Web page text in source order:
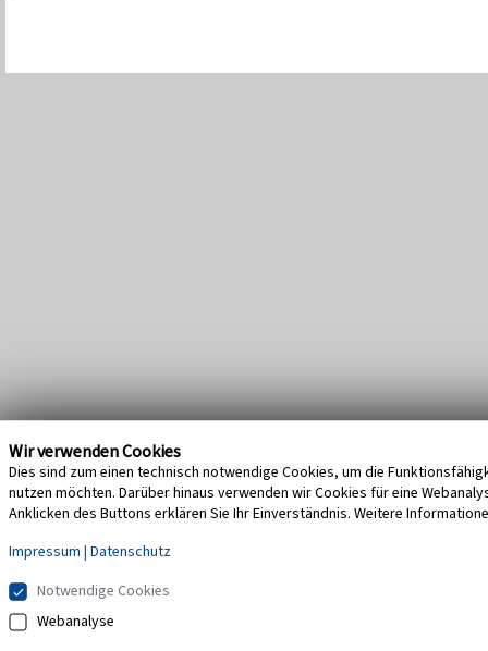
Wir verwenden Cookies
Dies sind zum einen technisch notwendige Cookies, um die
nutzen möchten. Darüber hinaus verwenden wir Cookies für eine
Anklicken des Buttons erklären Sie Ihr Einverständnis. Weitere
Impressum | Datenschutz
Notwendige Cookies
Webanalyse